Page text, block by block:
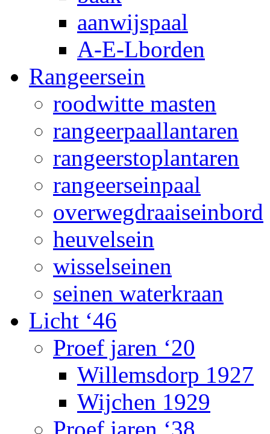
aanwijspaal
A-E-Lborden
Rangeersein
roodwitte masten
rangeerpaallantaren
rangeerstoplantaren
rangeerseinpaal
overwegdraaiseinbord
heuvelsein
wisselseinen
seinen waterkraan
Licht ‘46
Proef jaren ‘20
Willemsdorp 1927
Wijchen 1929